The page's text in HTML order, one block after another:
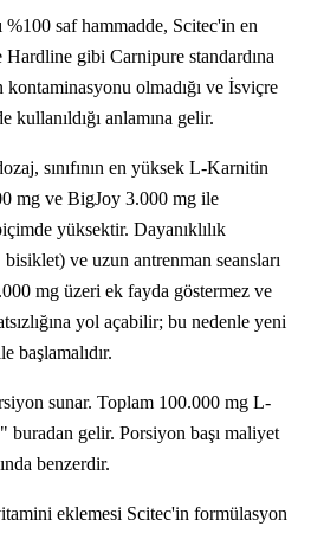
saf hammadde, Scitec'in en
gibi Carnipure standardına
olmadığı ve İsviçre
anlamına gelir.
sınıfının en yüksek L-Karnitin
mg ve BigJoy 3.000 mg ile
yüksektir. Dayanıklılık
ve uzun antrenman seansları
mg üzeri ek fayda göstermez ve
yol açabilir; bu nedenle yeni
başlamalıdır.
sunar. Toplam 100.000 mg L-
gelir. Porsiyon başı maliyet
benzerdir.
eklemesi Scitec'in formülasyon